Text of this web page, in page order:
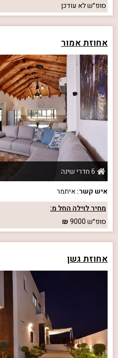
סופ״שלא עודכן
אחוזת אמור
6 חדרי שינה
איש קשר:איתמר
מחיר לוילה החל מ:
סופ״ש9000
אחוזת גשן